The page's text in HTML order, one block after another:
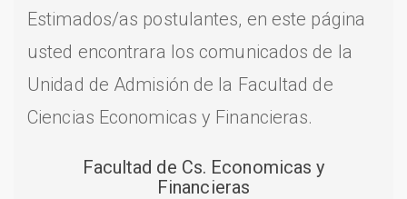
Estimados/as postulantes, en este página
usted encontrara los comunicados de la
Unidad de Admisión de la Facultad de
Ciencias Economicas y Financieras.
Facultad de Cs. Economicas y
Financieras